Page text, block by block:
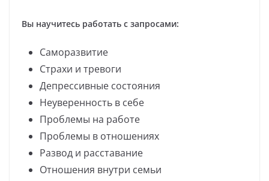
Вы научитесь работать с запросами:
Саморазвитие
Страхи и тревоги
Депрессивные состояния
Неуверенность в себе
Проблемы на работе
Проблемы в отношениях
Развод и расставание
Отношения внутри семьи